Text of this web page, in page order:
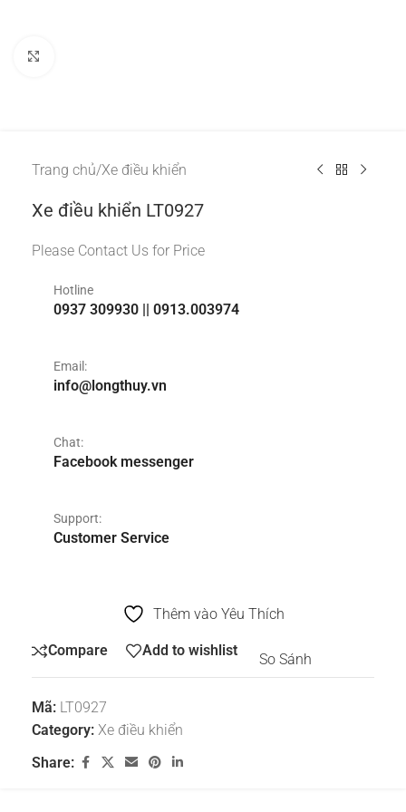
Trang chủ/Xe điều khiển
Xe điều khiển LT0927
Please Contact Us for Price
Hotline
0937 309930 || 0913.003974
Email:
info@longthuy.vn
Chat:
Facebook messenger
Support:
Customer Service
Thêm vào Yêu Thích
Compare Add to wishlist So Sánh
Mã: LT0927
Category: Xe điều khiển
Share: